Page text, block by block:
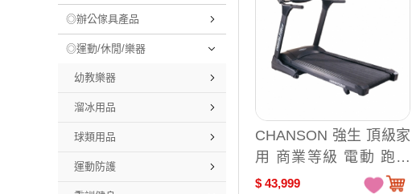
◎辦公傢具產品
◎運動/休閒/樂器
幼教樂器
溜冰用品
球類用品
運動防護
CHANSON 強生 頂級家
用 商業等級 電動 跑步
機 2.5P 馬力 / 台 CS-66
$ 43,999